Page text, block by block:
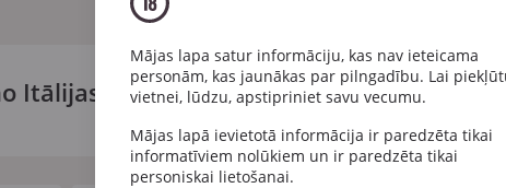
Itālijas
Mājas lapa satur informāciju, kas nav ieteicama
personām, kas jaunākas par pilngadību. Lai
vietnei, lūdzu, apstipriniet savu vecumu.
Mājas lapā ievietotā informācija ir paredzēta tikai
informatīviem nolūkiem un ir paredzēta tikai
personiskai lietošanai.